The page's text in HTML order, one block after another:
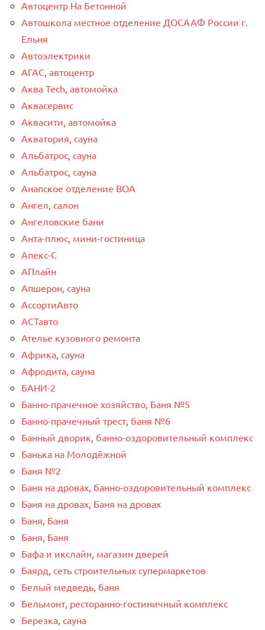
Автоцентр На Бетонной
Автошкола местное отделение ДОСААФ России г.
Ельня
Автоэлектрики
АГАС, автоцентр
Аква Tech, автомойка
Аквасервис
Аквасити, автомойка
Акватория, сауна
Альбатрос, сауна
Альбатрос, сауна
Анапское отделение ВОА
Ангел, салон
Ангеловские бани
Анта-плюс, мини-гостиница
Апекс-С
АПлайн
Апшерон, сауна
АссортиАвто
АСТавто
Ателье кузовного ремонта
Африка, сауна
Афродита, сауна
БАНИ-2
Банно-прачечное хозяйство, Баня №5
Банно-прачечный трест, баня №6
Банный дворик, банно-оздоровительный комплекс
Банька на Молодёжной
Баня №2
Баня на дровах, банно-оздоровительный комплекс
Баня на дровах, Баня на дровах
Баня, Баня
Баня, Баня
Бафа и икслайн, магазин дверей
Баярд, сеть строительных супермаркетов
Белый медведь, баня
Бельмонт, ресторанно-гостиничный комплекс
Березка, сауна